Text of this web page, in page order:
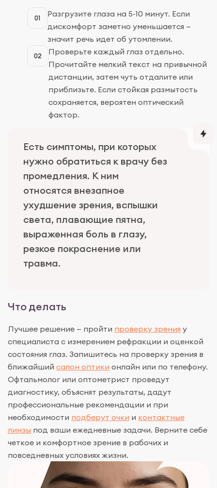
01
Разгрузите глаза на 5-10 минут. Если
дискомфорт заметно уменьшается —
значит речь идет об утомлении.
02
Проверьте каждый глаз отдельно.
Прочитайте мелкий текст на привычной
дистанции, затем чуть отдалите или
приблизьте. Если стойкая размытость
сохраняется, вероятен оптический
фактор.
Есть симптомы, при которых
нужно обратиться к врачу без
промедления. К ним
относятся внезапное
ухудшение зрения, вспышки
света, плавающие пятна,
выраженная боль в глазу,
резкое покраснение или
травма.
Что делать
Лучшее решение — пройти проверку зрения у
специалиста с измерением рефракции и оценкой
состояния глаз. Запишитесь на проверку зрения в
ближайший салон оптики онлайн или по телефону.
Офтальмолог или оптометрист проведут
диагностику, объяснят результаты, дадут
профессиональные рекомендации и при
необходимости подберут очки и контактные
линзы под ваши ежедневные задачи. Верните себе
четкое и комфортное зрение в рабочих и
повседневных условиях жизни.